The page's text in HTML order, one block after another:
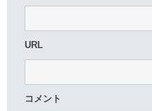
URL
コメント